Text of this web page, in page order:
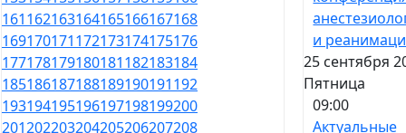
161162163164165166167168
169170171172173174175176
177178179180181182183184
185186187188189190191192
193194195196197198199200
201202203204205206207208
и
25 сентября
Пятница
09:00
Актуальные